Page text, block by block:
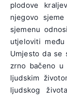
plodove
njegovo
sjemenu
utjeloviti
Umjesto da se
zrno bačeno
ljudskim
ljudskog